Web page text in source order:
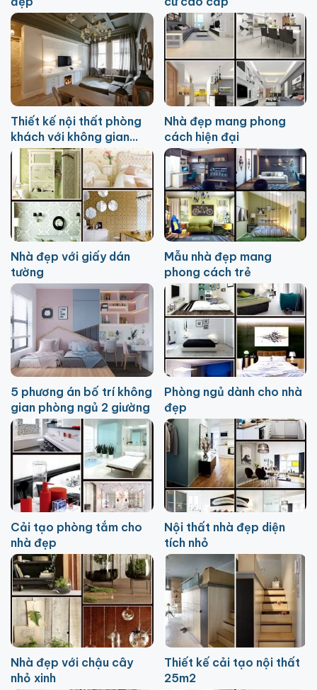
Thiết kế nội thất phòng
khách với không gian
55m2 cực đẹp
Nhà đẹp mang phong
cách hiện đại
Nhà đẹp với giấy dán
tường
Mẫu nhà đẹp mang
phong cách trẻ
5 phương án bố trí không
gian phòng ngủ 2 giường
Phòng ngủ dành cho nhà
đẹp
Cải tạo phòng tắm cho
nhà đẹp
Nội thất nhà đẹp diện
tích nhỏ
Nhà đẹp với chậu cây
nhỏ xinh
Thiết kế cải tạo nội thất
25m2